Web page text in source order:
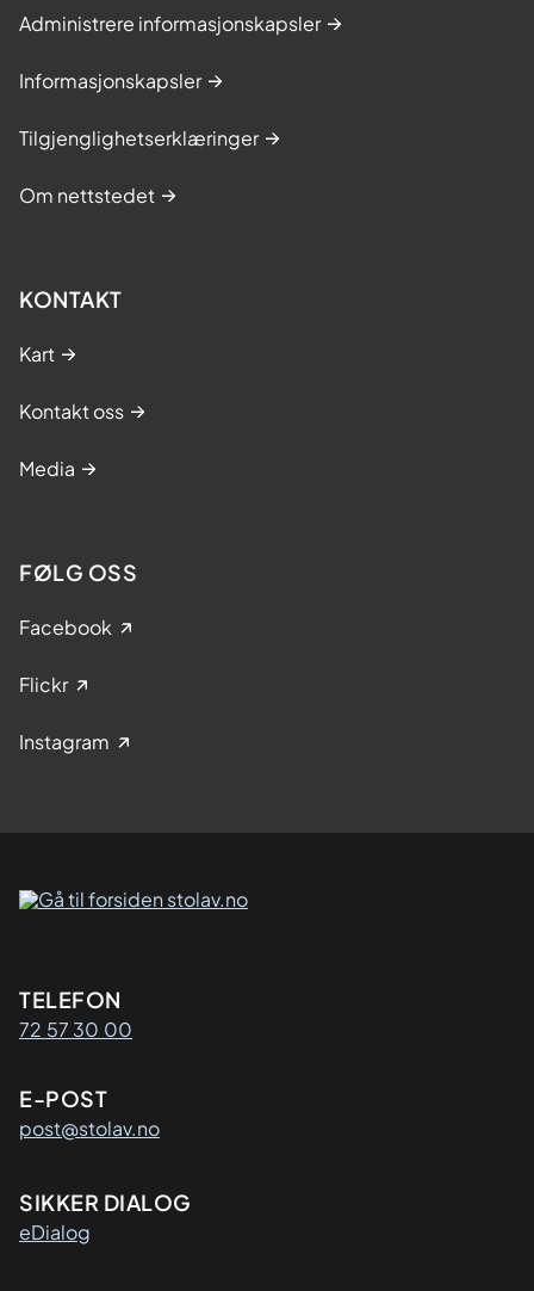
r
Administrere informasjonskapsler
Informasjonskapsler
Tilgjenglighetserklæringer
Om nettstedet
KONTAKT
Kart
Kontakt oss
Media
FØLG OSS
Facebook
Flickr
Instagram
Kontaktinformasjon
TELEFON
72 57 30 00
E-POST
post@stolav.no
SIKKER DIALOG
eDialog